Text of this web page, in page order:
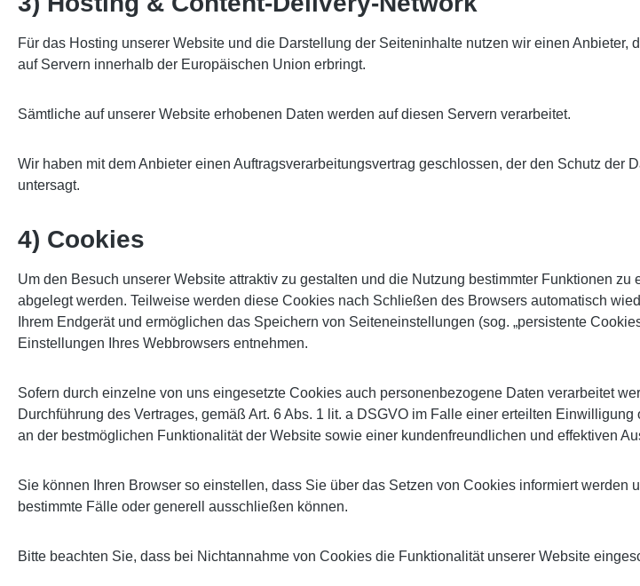
Für das Hosting unserer Website und die Darstellung der Seiteninhalte nutzen wir einen
auf Servern innerhalb der Europäischen Union erbringt.
Sämtliche auf unserer Website erhobenen Daten werden auf diesen Servern verarbeitet.
Wir haben mit dem Anbieter einen Auftragsverarbeitungsvertrag geschlossen, der den Schutz
untersagt.
4) Cookies
Um den Besuch unserer Website attraktiv zu gestalten und die Nutzung bestimmter Funktionen
abgelegt werden. Teilweise werden diese Cookies nach Schließen des Browsers automatisch
Ihrem Endgerät und ermöglichen das Speichern von Seiteneinstellungen (sog. „persistente
Einstellungen Ihres Webbrowsers entnehmen.
Sofern durch einzelne von uns eingesetzte Cookies auch personenbezogene Daten verarbeitet
Durchführung des Vertrages, gemäß Art. 6 Abs. 1 lit. a DSGVO im Falle einer erteilten
an der bestmöglichen Funktionalität der Website sowie einer kundenfreundlichen und effektiven
Sie können Ihren Browser so einstellen, dass Sie über das Setzen von Cookies informiert
bestimmte Fälle oder generell ausschließen können.
Bitte beachten Sie, dass bei Nichtannahme von Cookies die Funktionalität unserer Website